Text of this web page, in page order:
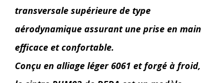
transversale supérieure de type
aérodynamique assurant une prise en main
efficace et confortable.
Conçu en alliage léger 6061 et forgé à froid,